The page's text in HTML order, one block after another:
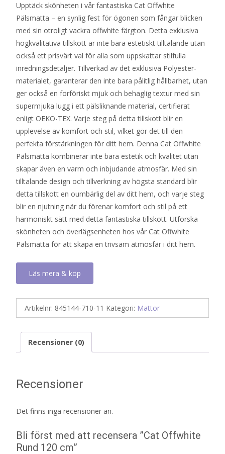
priset
var:
520 kr.
priset
är:
279 kr.
Upptäck skönheten i vår fantastiska Cat Offwhite
Pälsmatta – en synlig fest för ögonen som fångar blicken
med sin otroligt vackra offwhite färgton. Detta exklusiva
högkvalitativa tillskott är inte bara estetiskt tilltalande utan
också ett prisvärt val för alla som uppskattar stilfulla
inredningsdetaljer. Tillverkad av det exklusiva Polyester-
materialet, garanterar den inte bara pålitlig hållbarhet, utan
ger också en förföriskt mjuk och behaglig textur med sin
supermjuka lugg i ett pälsliknande material, certifierat
enligt OEKO-TEX. Varje steg på detta tillskott blir en
upplevelse av komfort och stil, vilket gör det till den
perfekta förstärkningen för ditt hem. Denna Cat Offwhite
Pälsmatta kombinerar inte bara estetik och kvalitet utan
skapar även en varm och inbjudande atmosfär. Med sin
tilltalande design och tillverkning av högsta standard blir
detta tillskott en oumbärlig del av ditt hem, och varje steg
blir en njutning när du förenar komfort och stil på ett
harmoniskt sätt med detta fantastiska tillskott. Utforska
skönheten och överlägsenheten hos vår Cat Offwhite
Pälsmatta för att skapa en trivsam atmosfär i ditt hem.
Läs mera & köp
Artikelnr: 845144-710-11 Kategori: Mattor
Recensioner (0)
Recensioner
Det finns inga recensioner än.
Bli först med att recensera ”Cat Offwhite
Rund 120 cm”